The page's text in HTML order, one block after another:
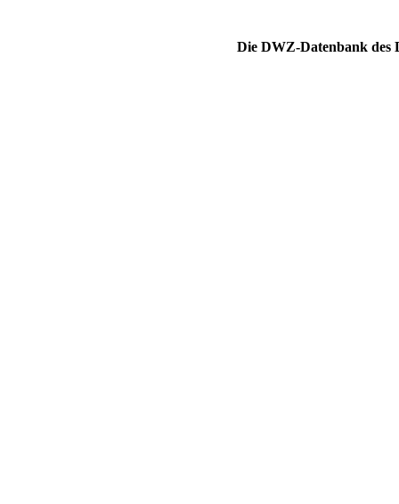
Die DWZ-Datenbank des